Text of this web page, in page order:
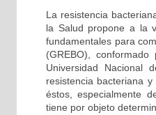
La resistencia
la Salud propone a la
fundamentales para
(GREBO),
Universidad Nacional
resistencia bacteriana
éstos, especialmente
tiene por objeto